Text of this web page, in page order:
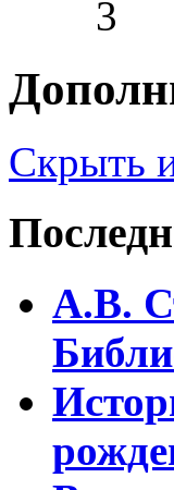
3
Скрыть
А.В.